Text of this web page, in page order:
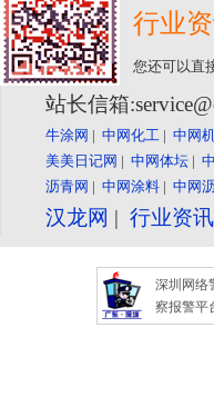
行业
您还可以直
站长信箱
牛涂网 | 中网化工 | 中网
美美日记网 | 中网体坛 |
沥青网 | 中网涂料 | 中网
汉龙网 | 行业资
深圳网络
察报警平